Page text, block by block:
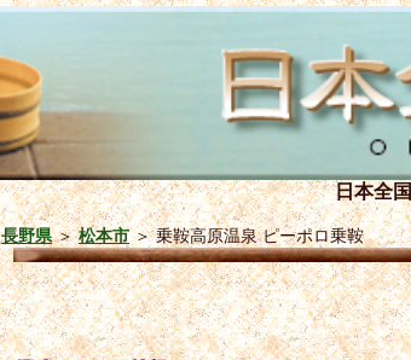
日本全
長野県＞松本市＞乗鞍高原温泉 ピーポロ乗鞍